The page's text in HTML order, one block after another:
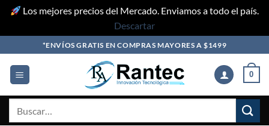
Los mejores precios del Mercado. Enviamos a todo el país.
Descartar
to
content
*ENVÍOS GRATIS EN COMPRAS MAYORES A $1499
0